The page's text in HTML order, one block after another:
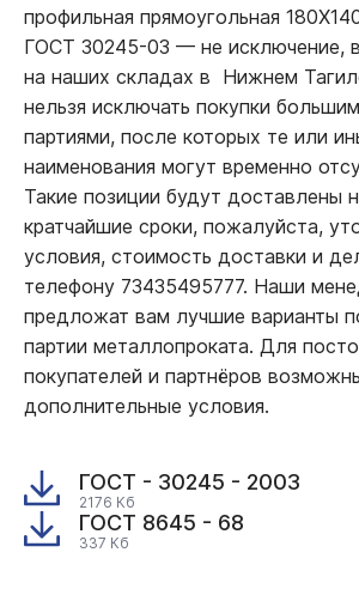
профильная прямоугольная
ГОСТ 30245-03 — не исключение,
на наших складах в Нижнем
нельзя исключать покупки
партиями, после которых те или
наименования могут временно
Такие позиции будут доставлены
кратчайшие сроки, пожалуйста,
условия, стоимость доставки и
телефону 73435495777. Наши
предложат вам лучшие варианты
партии металлопроката. Для
покупателей и партнёров
дополнительные условия.
ГОСТ - 30245 - 2003
2176 Кб
ГОСТ 8645 - 68
337 Кб